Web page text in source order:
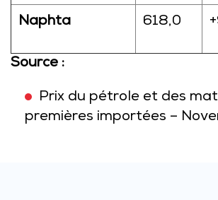
Naphta 618,0
Source :
Prix du pétrole et des
premières importées –